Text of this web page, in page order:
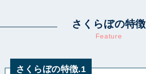
さくらぼの特徴
Feature
さくらぼの特徴.1